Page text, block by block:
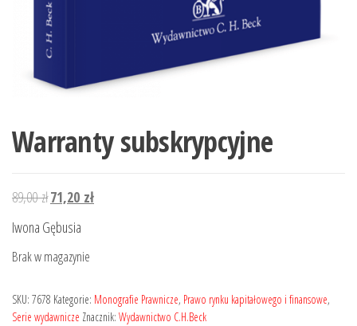
Warranty subskrypcyjne
89,00złPierwotna
cena
wynosiła:
89,00 zł.
71,20 złAktualna
Iwona Gębusia
Brak w magazynie
SKU: 7678 Kategorie: Monografie Prawnicze, Prawo rynku kapitałowego i finansowe,
Serie wydawnicze Znacznik: Wydawnictwo C.H.Beck